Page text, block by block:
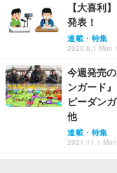
【大喜利
発表！
連載・特集
2020.6.1 Mon
今週発売
ンガード
ピーダン
他
連載・特集
2021.11.1